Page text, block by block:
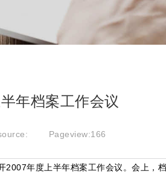
年档案工作会议
Pageview:166
年度上半年档案工作会议。会上，